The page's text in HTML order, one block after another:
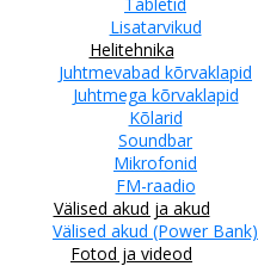
Lisatarvikud
Helitehnika
Juhtmevabad kõrvaklapid
Juhtmega kõrvaklapid
Kõlarid
Soundbar
Mikrofonid
FM-raadio
Välised akud ja akud
Välised akud (Power Bank)
Fotod ja videod